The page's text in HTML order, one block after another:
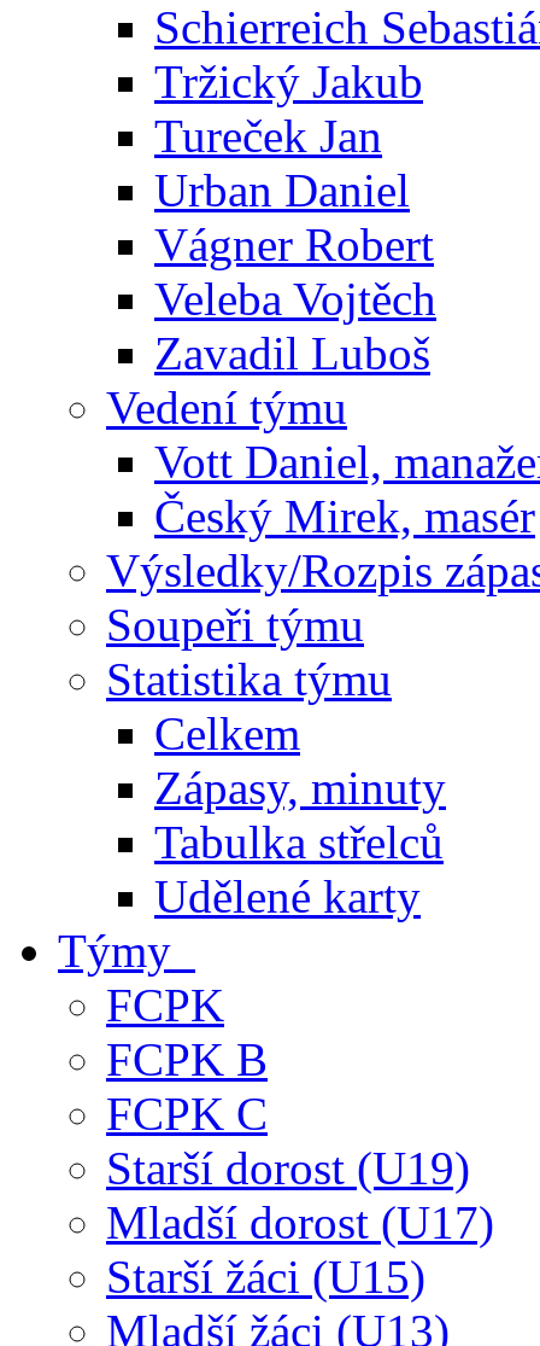
Schierreich
Tržický Jakub
Tureček Jan
Urban Daniel
Vágner Robert
Veleba Vojtěch
Zavadil Luboš
Vedení týmu
Vott Daniel,
Český Mirek, masér
Výsledky/Rozpis
Soupeři týmu
Statistika týmu
Celkem
Zápasy, minuty
Tabulka střelců
Udělené karty
Týmy
FCPK
FCPK B
FCPK C
Starší dorost (U19)
Mladší dorost (U17)
Starší žáci (U15)
Mladší žáci (U13)